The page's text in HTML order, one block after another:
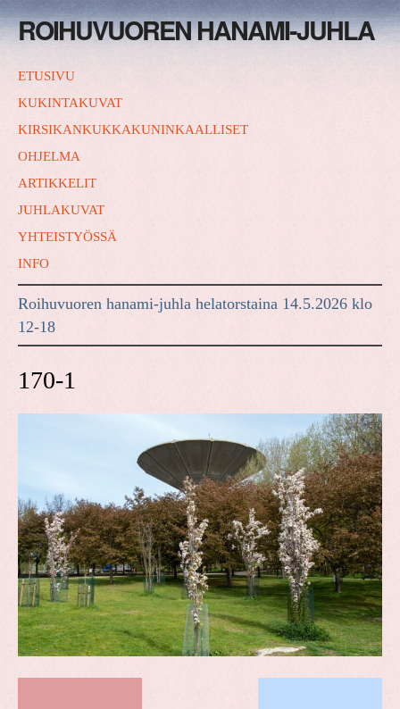
ROIHUVUOREN HANAMI-JUHLA
ETUSIVU
KUKINTAKUVAT
KIRSIKANKUKKAKUNINKAALLISET
OHJELMA
ARTIKKELIT
JUHLAKUVAT
YHTEISTYÖSSÄ
INFO
Roihuvuoren hanami-juhla helatorstaina 14.5.2026 klo
12-18
170-1